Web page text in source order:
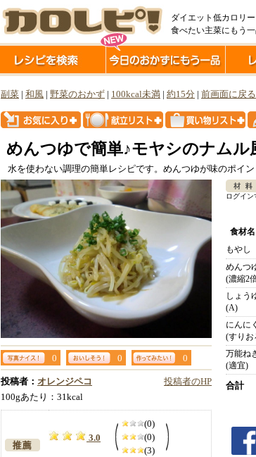
ダイエット低カロリ
食べたい主菜にもう
副菜 和風 野菜のおかず 100kcal未満 約15分 前画面に戻る
めんつゆで簡単♪モヤシのナムル
水を使わない調理の簡単レシピです。めんつゆが味のポイン
0 0 0
投稿者のHP
投稿者： オレンジペコ
100gあたり：31kcal
3.0
(0)
(0)
(3)
ログイン
食材名
もやし
めんつ
(濃縮2
しょう
(A)
にんにく
(すり
万能ね
(適宜)
合計